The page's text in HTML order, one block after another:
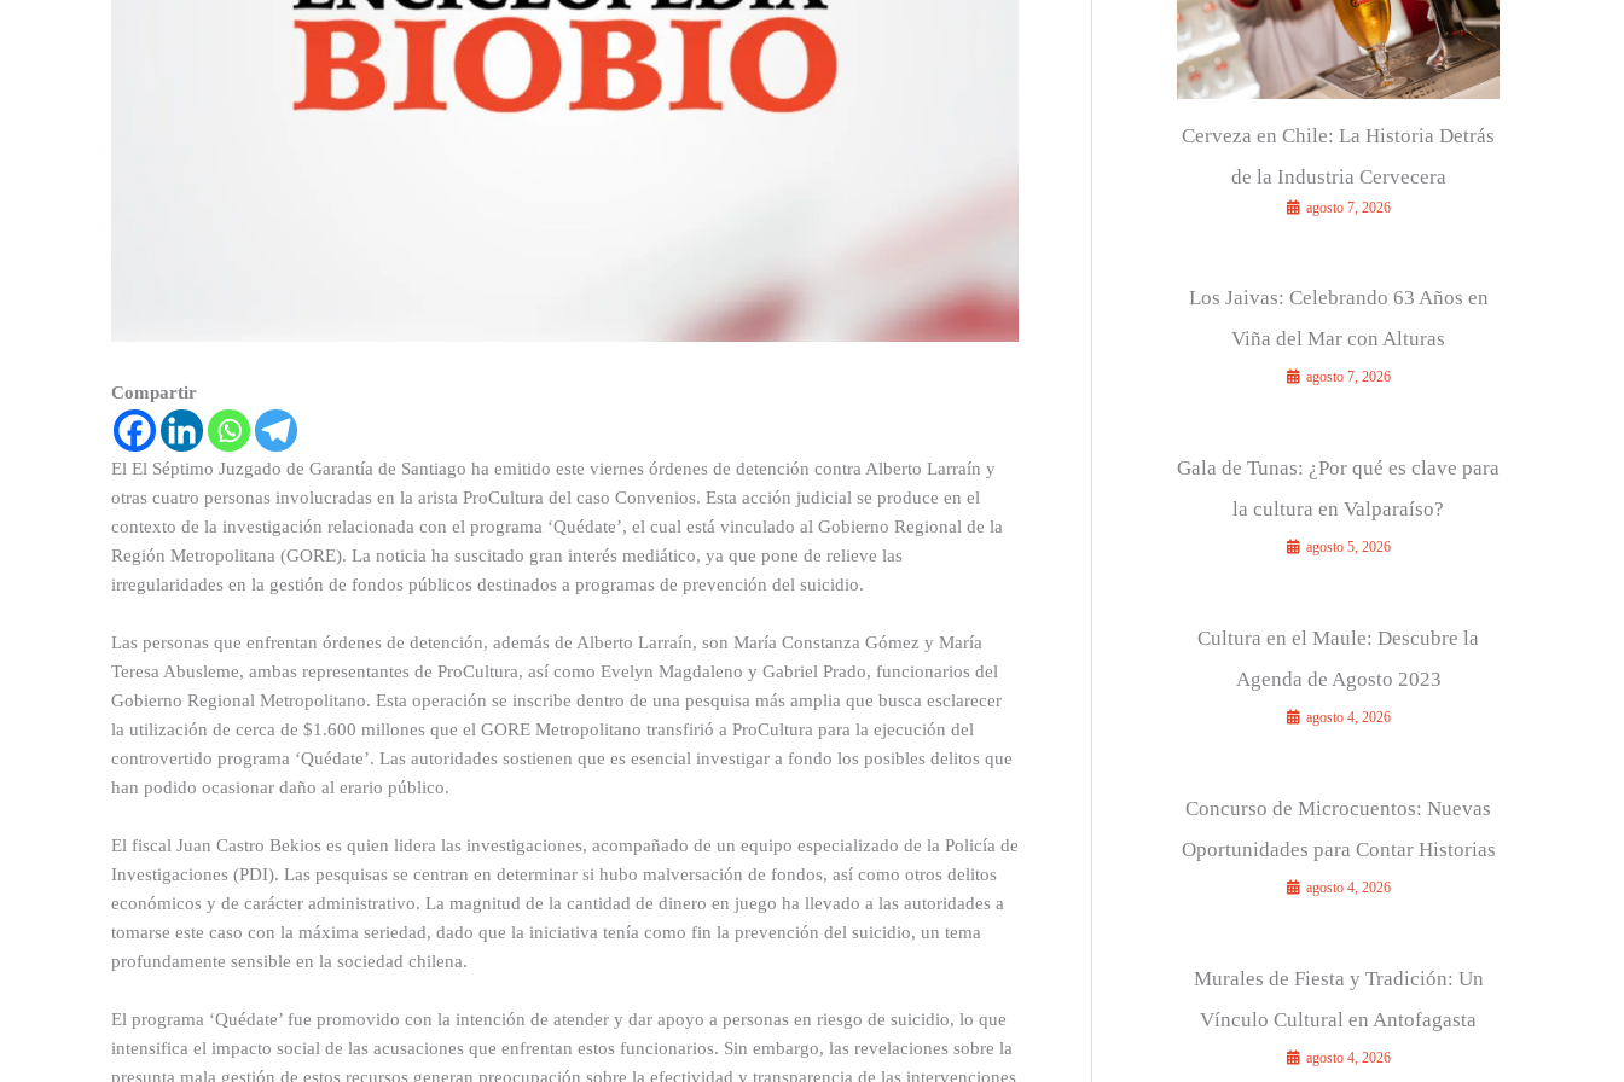
Compartir
El El Séptimo Juzgado de Garantía de Santiago ha emitido este viernes órdenes de detención contra Alberto Larraín y
otras cuatro personas involucradas en la arista ProCultura del caso Convenios. Esta acción judicial se produce en el
contexto de la investigación relacionada con el programa ‘Quédate’, el cual está vinculado al Gobierno Regional de la
Región Metropolitana (GORE). La noticia ha suscitado gran interés mediático, ya que pone de relieve las
irregularidades en la gestión de fondos públicos destinados a programas de prevención del suicidio.
Las personas que enfrentan órdenes de detención, además de Alberto Larraín, son María Constanza Gómez y María
Teresa Abusleme, ambas representantes de ProCultura, así como Evelyn Magdaleno y Gabriel Prado, funcionarios del
Gobierno Regional Metropolitano. Esta operación se inscribe dentro de una pesquisa más amplia que busca esclarecer
la utilización de cerca de $1.600 millones que el GORE Metropolitano transfirió a ProCultura para la ejecución del
controvertido programa ‘Quédate’. Las autoridades sostienen que es esencial investigar a fondo los posibles delitos que
han podido ocasionar daño al erario público.
El fiscal Juan Castro Bekios es quien lidera las investigaciones, acompañado de un equipo especializado de la Policía de
Investigaciones (PDI). Las pesquisas se centran en determinar si hubo malversación de fondos, así como otros delitos
económicos y de carácter administrativo. La magnitud de la cantidad de dinero en juego ha llevado a las autoridades a
tomarse este caso con la máxima seriedad, dado que la iniciativa tenía como fin la prevención del suicidio, un tema
profundamente sensible en la sociedad chilena.
El programa ‘Quédate’ fue promovido con la intención de atender y dar apoyo a personas en riesgo de suicidio, lo que
intensifica el impacto social de las acusaciones que enfrentan estos funcionarios. Sin embargo, las revelaciones sobre la
presunta mala gestión de estos recursos generan preocupación sobre la efectividad y transparencia de las intervenciones
Cerveza en Chile: La Historia Detrás
de la Industria Cervecera
agosto 7, 2026
Los Jaivas: Celebrando 63 Años en
Viña del Mar con Alturas
agosto 7, 2026
Gala de Tunas: ¿Por qué es clave para
la cultura en Valparaíso?
agosto 5, 2026
Cultura en el Maule: Descubre la
Agenda de Agosto 2023
agosto 4, 2026
Concurso de Microcuentos: Nuevas
Oportunidades para Contar Historias
agosto 4, 2026
Murales de Fiesta y Tradición: Un
Vínculo Cultural en Antofagasta
agosto 4, 2026